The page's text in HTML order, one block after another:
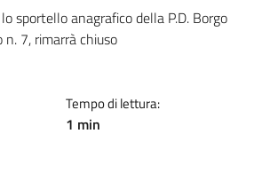
notizia
sportello anagrafico della P.D. Borgo
n. 7, rimarrà chiuso
Tempo di lettura:
1 min